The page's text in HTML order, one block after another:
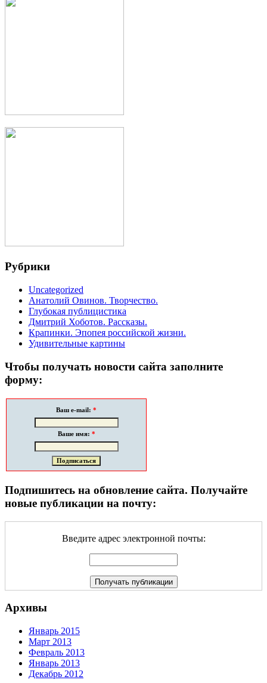
Рубрики
Uncategorized
Анатолий Овинов. Творчество.
Глубокая публицистика
Дмитрий Хоботов. Рассказы.
Крапинки. Эпопея российской жизни.
Удивительные картины
Чтобы получать новости сайта заполните
форму:
Ваш e-mail: *
Ваше имя: *
Подпишитесь на обновление сайта. Получайте
новые публикации на почту:
Введите адрес электронной почты:
Архивы
Январь 2015
Март 2013
Февраль 2013
Январь 2013
Декабрь 2012